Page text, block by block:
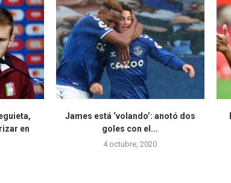
en
James está ‘volando’: anotó dos
goles con el...
4 octubre, 2020